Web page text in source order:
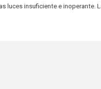
luces insuficiente e inoperante.